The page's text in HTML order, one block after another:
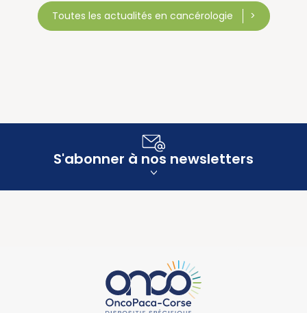
Toutes les actualités en cancérologie
S'abonner à nos newsletters